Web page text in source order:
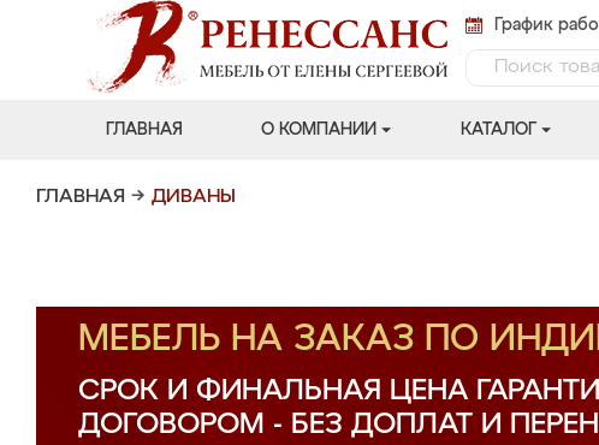
График
ГЛАВНАЯ О КОМПАНИИ КАТАЛОГ
ГЛАВНАЯ → ДИВАНЫ
МЕБЕЛЬ НА ЗАКАЗ ПО
СРОК И ФИНАЛЬНАЯ ЦЕНА
ДОГОВОРОМ - БЕЗ ДОПЛАТ И